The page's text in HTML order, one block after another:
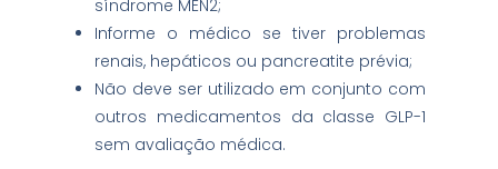
síndrome MEN2;
Informe o médico se tiver problemas
renais, hepáticos ou pancreatite prévia;
Não deve ser utilizado em conjunto com
outros medicamentos da classe GLP-1
sem avaliação médica.